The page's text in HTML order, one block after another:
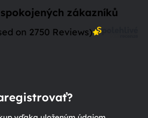
spokojených zákazníků
on 2750 Reviews)